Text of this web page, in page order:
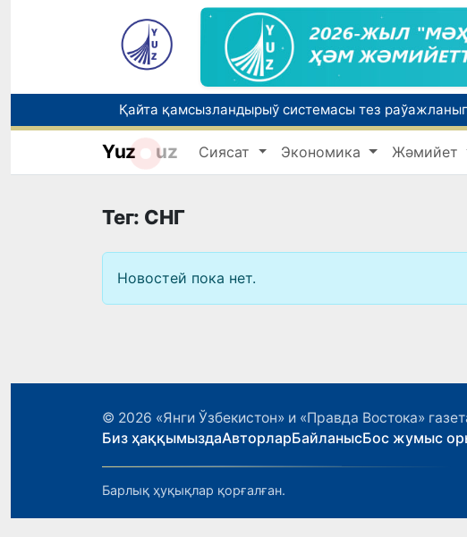
Өзбекстанда Турақлы раўажланыў мақсетлери
Елимиз дөретиўшилери өз кәсиби ҳәм мийнети
Yuz uz Сиясат Экономика Жәмийет
Тег: СНГ
Новостей пока нет.
© 2026 «Янги Ўзбекистон» и «Правда Востока»
Биз ҳаққымыздаАвторларБайланысБос жумыс
Барлық ҳуқықлар қорғалған.